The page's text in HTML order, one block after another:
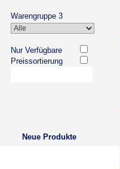
Warengruppe 3
Nur Verfügbare
Preissortierung
Neue Produkte